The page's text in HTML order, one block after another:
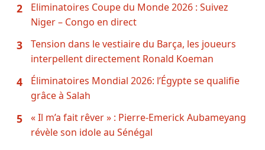
2
Eliminatoires Coupe du Monde 2026 : Suivez
Niger – Congo en direct
3
Tension dans le vestiaire du Barça, les joueurs
interpellent directement Ronald Koeman
4
Éliminatoires Mondial 2026: l’Égypte se qualifie
grâce à Salah
5
« Il m’a fait rêver » : Pierre-Emerick Aubameyang
révèle son idole au Sénégal